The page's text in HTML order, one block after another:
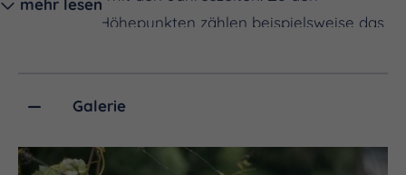
saisonalen Höhepunkten zählen beispielsweise das
Federweißer zu deftigem Zwiebelkuchen. Im
Thüringer Forelle vom Forellenhof Rust. Weitere
mehr lesen
Galerie